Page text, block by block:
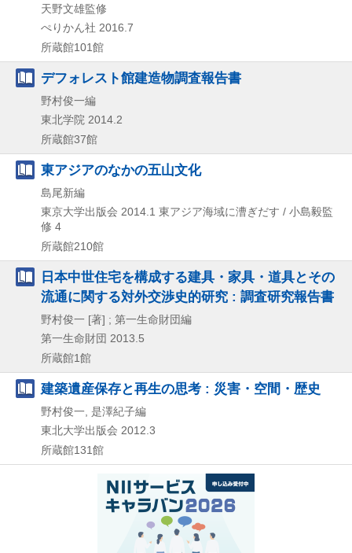
天野文雄監修
ぺりかん社 2016.7
所蔵館101館
デフォレスト館建造物調査報告書
野村俊一編
東北学院 2014.2
所蔵館37館
東アジアのなかの五山文化
島尾新編
東京大学出版会 2014.1 東アジア海域に漕ぎだす / 小島毅監
修 4
所蔵館210館
日本中世住宅を構成する建具・家具・道具とその
流通に関する対外交渉史的研究 : 調査研究報告書
野村俊一 [著] ; 第一生命財団編
第一生命財団 2013.5
所蔵館1館
建築遺産保存と再生の思考 : 災害・空間・歴史
野村俊一, 是澤紀子編
東北大学出版会 2012.3
所蔵館131館